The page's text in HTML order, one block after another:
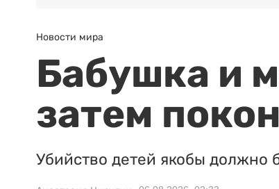
Новости мира
Бабушка и
затем
Убийство детей якобы должно